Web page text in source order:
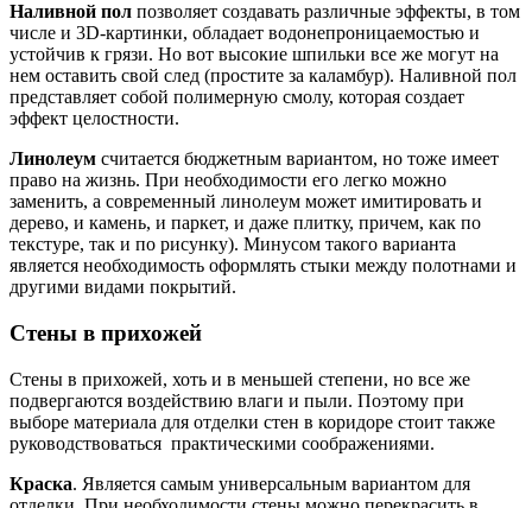
Наливной пол позволяет создавать различные эффекты, в том
числе и 3D-картинки, обладает водонепроницаемостью и
устойчив к грязи. Но вот высокие шпильки все же могут на
нем оставить свой след (простите за каламбур). Наливной пол
представляет собой полимерную смолу, которая создает
эффект целостности.
Линолеум считается бюджетным вариантом, но тоже имеет
право на жизнь. При необходимости его легко можно
заменить, а современный линолеум может имитировать и
дерево, и камень, и паркет, и даже плитку, причем, как по
текстуре, так и по рисунку). Минусом такого варианта
является необходимость оформлять стыки между полотнами и
другими видами покрытий.
Стены в прихожей
Стены в прихожей, хоть и в меньшей степени, но все же
подвергаются воздействию влаги и пыли. Поэтому при
выборе материала для отделки стен в коридоре стоит также
руководствоваться практическими соображениями.
Краска. Является самым универсальным вариантом для